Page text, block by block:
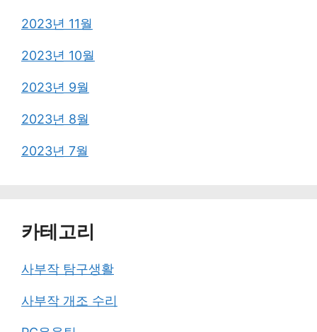
2023년 11월
2023년 10월
2023년 9월
2023년 8월
2023년 7월
카테고리
사부작 탐구생활
사부작 개조 수리